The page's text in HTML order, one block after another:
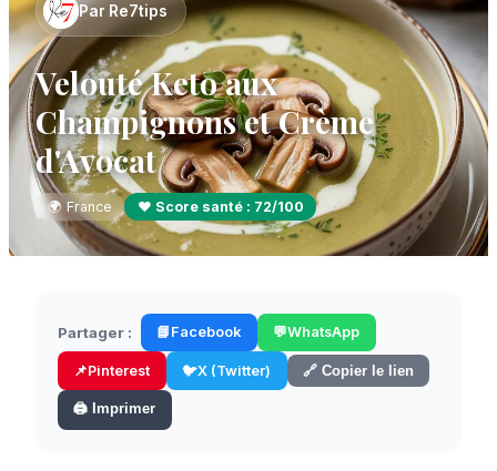
Par Re7tips
Velouté Keto aux
Champignons et Crème
d'Avocat
🌍 France ❤️ Score santé : 72/100
Partager : 📘 Facebook 💬WhatsApp
📌Pinterest 🐦X (Twitter) 🔗 Copier le lien
🖨️ Imprimer